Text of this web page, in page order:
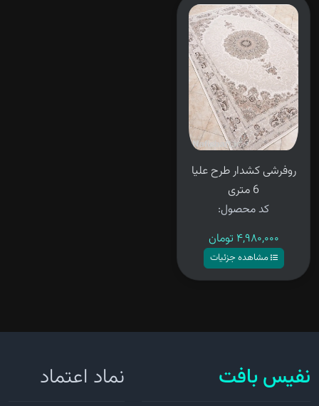
سفارش
روفرشی کشدار طرح علیا
6 متری
کد محصول:
۴,۹۸۰,۰۰۰ تومان
مشاهده جزئیات
نفیس بافت نماد اعتماد